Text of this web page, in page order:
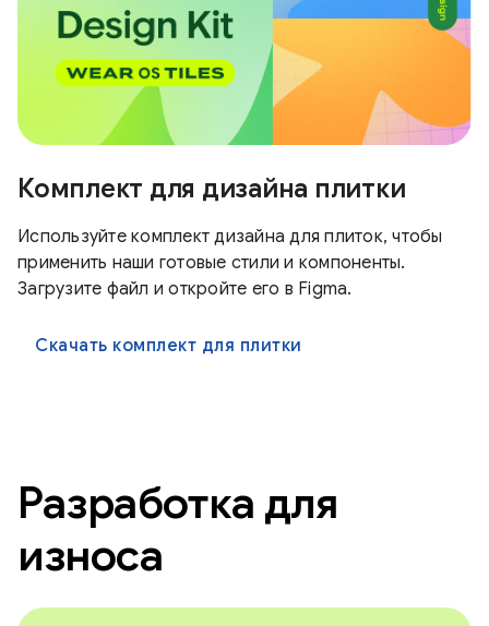
Комплект для дизайна плитки
Используйте комплект дизайна для плиток, чтобы
применить наши готовые стили и компоненты.
Загрузите файл и откройте его в Figma.
Скачать комплект для плитки
Разработка для
износа